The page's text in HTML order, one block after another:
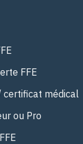
FFE
certificat médical
ou Pro